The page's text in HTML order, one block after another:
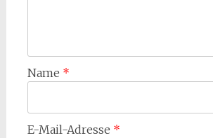
Name *
E-Mail-Adresse *